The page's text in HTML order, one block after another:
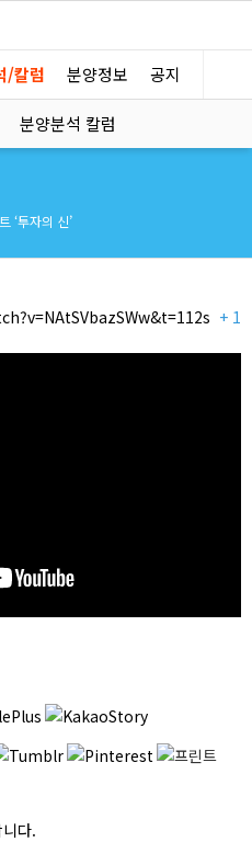
/칼럼 분양정보 공지
분양분석 칼럼
‘투자의 신’
+ 1
다.